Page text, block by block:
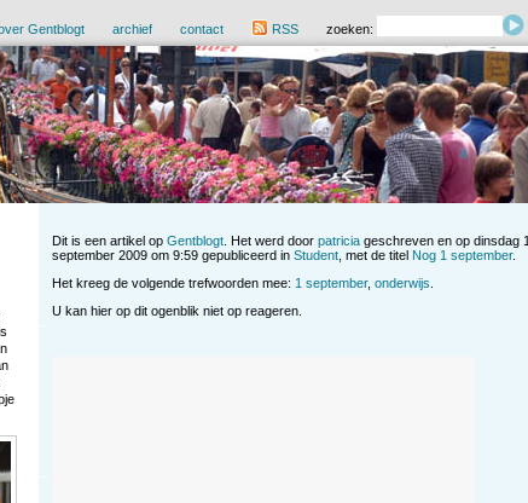
Gentblogt archief contact RSS zoeken:
Dit is een artikel op Gentblogt . Het werd door patricia geschreven en op dinsdag 1
september 2009 om 9:59 gepubliceerd in Student , met de titel Nog 1 september.
Het kreeg de volgende trefwoorden mee: 1 september, onderwijs
U kan hier op dit ogenblik niet op reageren.